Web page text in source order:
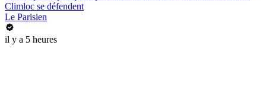
Climloc se défendent
Le Parisien
il y a 5 heures